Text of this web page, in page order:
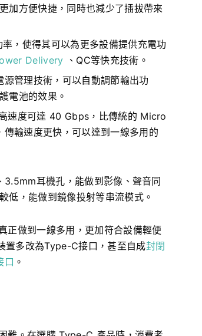
加方便快捷，同時也減少了插拔帶來
，使得其可以為更多設備提供充電功
Delivery 、QC等快充技術。
源管理技術，可以自動調節輸出功
電池的效果。
速度可達 40 Gbps，比傳統的 Micro
輸速度更快，可以達到一線多用的
耳機孔，能做到影像、聲音同
低，能做到鏡像投射等串流模式。
正做到一線多用，更加符合設備輕便
置多改為Type-C接口，甚至自成封閉
口 。